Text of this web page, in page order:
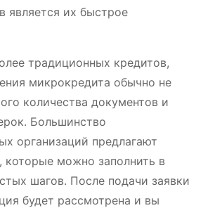
является их быстрое
традиционных кредитов,
микрокредита обычно не
количества документов и
Большинство
организаций предлагают
которые можно заполнить в
шагов. После подачи заявки
будет рассмотрена и вы